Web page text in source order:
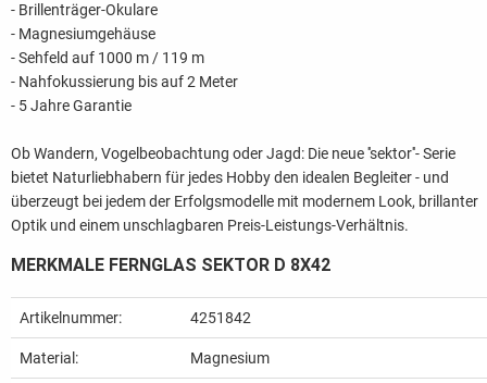
- Brillenträger-Okulare
- Magnesiumgehäuse
- Sehfeld auf 1000 m / 119 m
- Nahfokussierung bis auf 2 Meter
- 5 Jahre Garantie
Ob Wandern, Vogelbeobachtung oder Jagd: Die neue ''sektor''- Serie
bietet Naturliebhabern für jedes Hobby den idealen Begleiter - und
überzeugt bei jedem der Erfolgsmodelle mit modernem Look, brillanter
Optik und einem unschlagbaren Preis-Leistungs-Verhältnis.
MERKMALE FERNGLAS SEKTOR D 8X42
Artikelnummer: 4251842
Material: Magnesium